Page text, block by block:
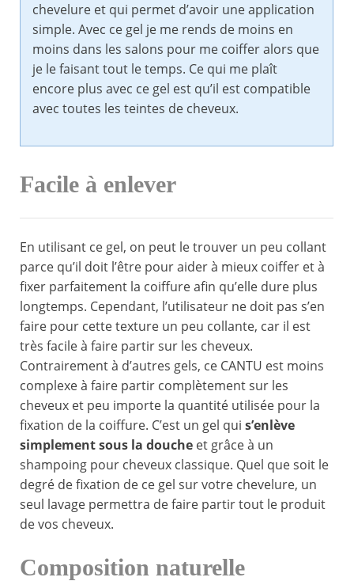
chevelure et qui permet d’avoir une application
simple. Avec ce gel je me rends de moins en
moins dans les salons pour me coiffer alors que
je le faisant tout le temps. Ce qui me plaît
encore plus avec ce gel est qu’il est compatible
avec toutes les teintes de cheveux.
Facile à enlever
En utilisant ce gel, on peut le trouver un peu collant
parce qu’il doit l’être pour aider à mieux coiffer et à
fixer parfaitement la coiffure afin qu’elle dure plus
longtemps. Cependant, l’utilisateur ne doit pas s’en
faire pour cette texture un peu collante, car il est
très facile à faire partir sur les cheveux.
Contrairement à d’autres gels, ce CANTU est moins
complexe à faire partir complètement sur les
cheveux et peu importe la quantité utilisée pour la
fixation de la coiffure. C’est un gel qui s’enlève
simplement sous la douche et grâce à un
shampoing pour cheveux classique. Quel que soit le
degré de fixation de ce gel sur votre chevelure, un
seul lavage permettra de faire partir tout le produit
de vos cheveux.
Composition naturelle